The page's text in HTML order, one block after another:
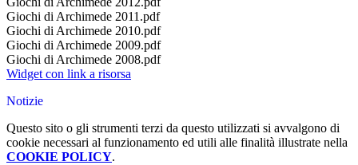
Giochi di Archimede 2011.pdf
Giochi di Archimede 2010.pdf
Giochi di Archimede 2009.pdf
Giochi di Archimede 2008.pdf
Widget con link a risorsa
Notizie
Questo sito o gli strumenti terzi da questo utilizzati si avvalgono di
cookie necessari al funzionamento ed utili alle finalità illustrate nella
COOKIE POLICY.